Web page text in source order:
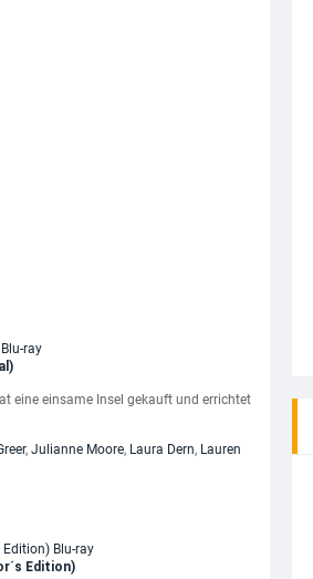
eine einsame Insel gekauft und errichtet
, Julianne Moore, Laura Dern, Lauren
Edition)